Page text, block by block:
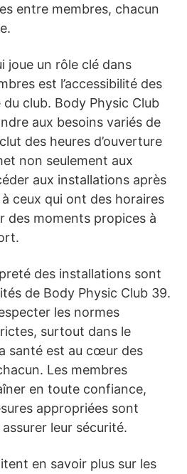
entre membres, chacun
joue un rôle clé dans
est l’accessibilité des
du club. Body Physic Club
aux besoins variés de
des heures d’ouverture
non seulement aux
aux installations après
ceux qui ont des horaires
des moments propices à
des installations sont
de Body Physic Club 39.
les normes
surtout dans le
santé est au cœur des
Les membres
en toute confiance,
appropriées sont
leur sécurité.
en savoir plus sur les